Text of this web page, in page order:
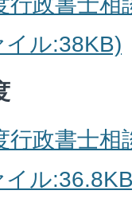
イル:38KB)
行政書士
イル